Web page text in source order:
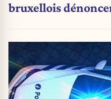
bruxellois